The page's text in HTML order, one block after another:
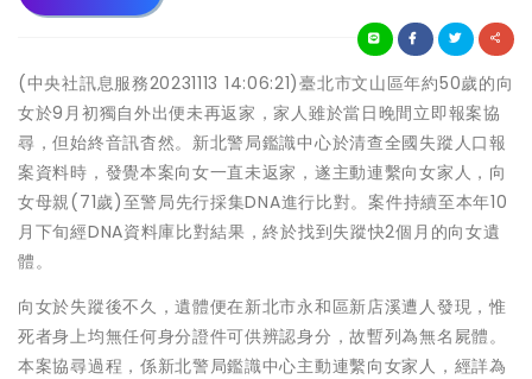
(中央社訊息服務20231113 14:06:21)臺北市文山區年約50歲的向
女於9月初獨自外出便未再返家，家人雖於當日晚間立即報案協
尋，但始終音訊杳然。新北警局鑑識中心於清查全國失蹤人口報
案資料時，發覺本案向女一直未返家，遂主動連繫向女家人，向
女母親(71歲)至警局先行採集DNA進行比對。案件持續至本年10
月下旬經DNA資料庫比對結果，終於找到失蹤快2個月的向女遺
體。
向女於失蹤後不久，遺體便在新北市永和區新店溪遭人發現，惟
死者身上均無任何身分證件可供辨認身分，故暫列為無名屍體。
本案協尋過程，係新北警局鑑識中心主動連繫向女家人，經詳為